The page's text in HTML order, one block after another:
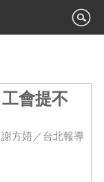
會提不
謝方娪／台北報導